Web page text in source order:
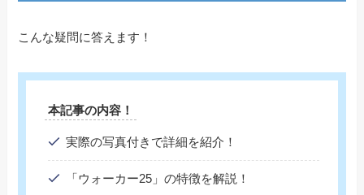
こんな疑問に答えます！
本記事の内容！
実際の写真付きで詳細を紹介！
「ウォーカー25」の特徴を解説！